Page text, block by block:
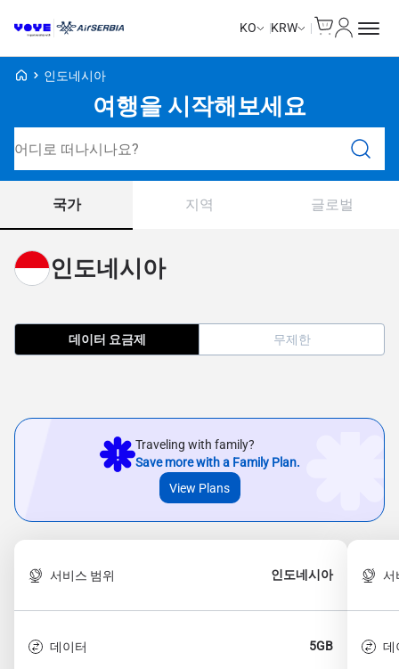
KO KRW
Voye Homepage
인도네시아
여행을 시작해보세요
국가 지역 글로벌
인도네시아
데이터 요금제 무제한
Traveling with family?
Save more with a Family Plan.
View Plans
서비스 범위 인도네시아
데이터 5GB
서
데